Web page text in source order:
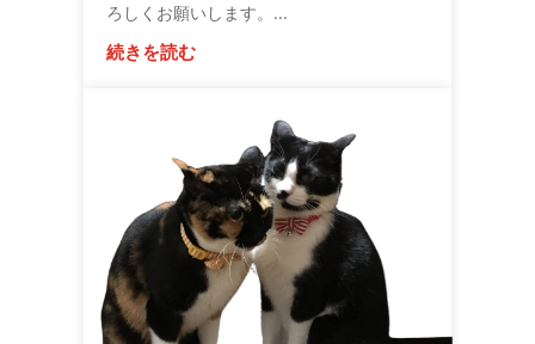
ろしくお願いします。...
続きを読む